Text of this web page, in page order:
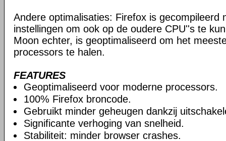
Andere optimalisaties: Firefox is gecompileerd
instellingen om ook op de oudere CPU''s te
Moon echter, is geoptimaliseerd om het
processors te halen.
FEATURES
Geoptimaliseerd voor moderne processors.
100% Firefox broncode.
Gebruikt minder geheugen dankzij
Significante verhoging van snelheid.
Stabiliteit: minder browser crashes.